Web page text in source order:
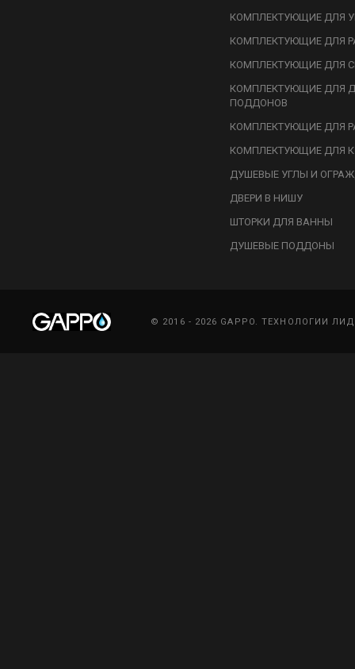
КОМПЛЕКТУЮЩИЕ ДЛЯ
КОМПЛЕКТУЮЩИЕ ДЛЯ
КОМПЛЕКТУЮЩИЕ ДЛЯ
КОМПЛЕКТУЮЩИЕ ДЛЯ
ПОДДОНОВ
КОМПЛЕКТУЮЩИЕ ДЛЯ
КОМПЛЕКТУЮЩИЕ ДЛЯ
ДУШЕВЫЕ УГЛЫ И
ДВЕРИ В НИШУ
ШТОРКИ ДЛЯ ВАННЫ
ДУШЕВЫЕ ПОДДОНЫ
© 2016 - 2026 GAPPO. ТЕХНОЛОГИИ